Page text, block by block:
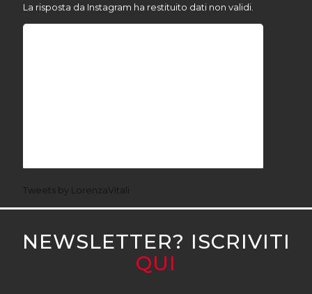
La risposta da Instagram ha restituito dati non validi.
Tweets by LorenzaVitali
NEWSLETTER? ISCRIVITI
QUI